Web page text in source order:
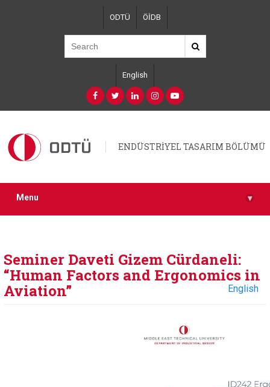
ODTÜ ÖİDB
English
ENDÜSTRİYEL TASARIM BÖLÜMÜ
Menu ▾
Seminer Daveti Gizem Cürdaneli:
“Human Factors and Ergonomics in
Aviation”
English